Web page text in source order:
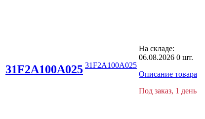
31F2A100A025 31F2A100A025
На складе:
06.08.2026 0 шт.
Описание товара
Под заказ, 1 день